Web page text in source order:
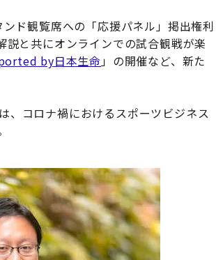
ド観覧席への「応援パネル」掲出権利
と共にオンラインでの試合観戦が楽
by日本生命 」の開催など、新た
、コロナ禍におけるスポーツビジネス